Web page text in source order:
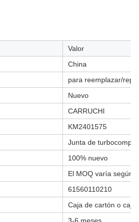
Valor
China
para reemplazar/
Nuevo
CARRUCHI
KM2401575
Junta de
100% nuevo
El MOQ varía según
61560110210
Caja de cartón o caja